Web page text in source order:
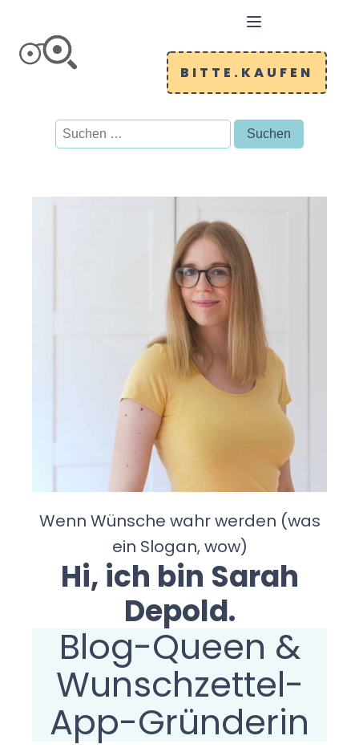
BITTE.KAUFEN
Suchen
nach:
Wenn Wünsche wahr werden (was
ein Slogan, wow)
Hi, ich bin Sarah
Depold.
Blog-Queen &
Wunschzettel-
App-Gründerin